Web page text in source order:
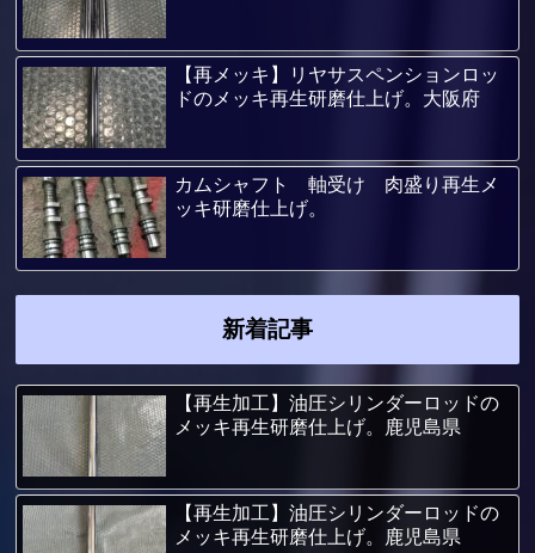
【再メッキ】リヤサスペンションロッ
ドのメッキ再生研磨仕上げ。大阪府
カムシャフト 軸受け 肉盛り再生メ
ッキ研磨仕上げ。
新着記事
【再生加工】油圧シリンダーロッドの
メッキ再生研磨仕上げ。鹿児島県
【再生加工】油圧シリンダーロッドの
メッキ再生研磨仕上げ。鹿児島県